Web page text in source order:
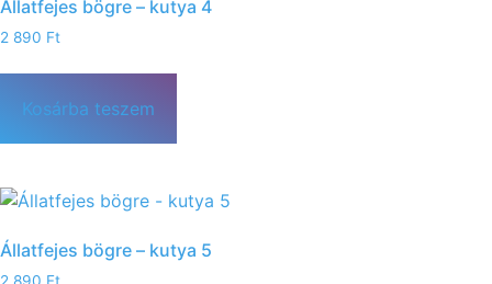
Állatfejes bögre – kutya 4
2 890 Ft
Kosárba teszem
Állatfejes bögre – kutya 5